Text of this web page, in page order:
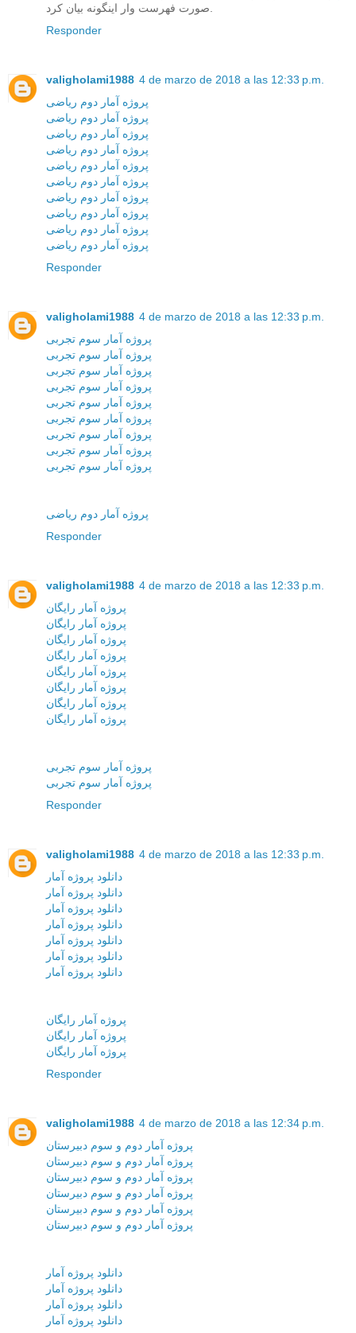
صورت فهرست وار اینگونه بیان کرد.
Responder
valigholami1988 4 de marzo de 2018 a las 12:33 p.m.
پروژه آمار دوم ریاضی
پروژه آمار دوم ریاضی
پروژه آمار دوم ریاضی
پروژه آمار دوم ریاضی
پروژه آمار دوم ریاضی
پروژه آمار دوم ریاضی
پروژه آمار دوم ریاضی
پروژه آمار دوم ریاضی
پروژه آمار دوم ریاضی
پروژه آمار دوم ریاضی
Responder
valigholami1988 4 de marzo de 2018 a las 12:33 p.m.
پروژه آمار سوم تجربی
پروژه آمار سوم تجربی
پروژه آمار سوم تجربی
پروژه آمار سوم تجربی
پروژه آمار سوم تجربی
پروژه آمار سوم تجربی
پروژه آمار سوم تجربی
پروژه آمار سوم تجربی
پروژه آمار سوم تجربی
پروژه آمار دوم ریاضی
Responder
valigholami1988 4 de marzo de 2018 a las 12:33 p.m.
پروژه آمار رایگان
پروژه آمار رایگان
پروژه آمار رایگان
پروژه آمار رایگان
پروژه آمار رایگان
پروژه آمار رایگان
پروژه آمار رایگان
پروژه آمار رایگان
پروژه آمار سوم تجربی
پروژه آمار سوم تجربی
Responder
valigholami1988 4 de marzo de 2018 a las 12:33 p.m.
دانلود پروژه آمار
دانلود پروژه آمار
دانلود پروژه آمار
دانلود پروژه آمار
دانلود پروژه آمار
دانلود پروژه آمار
دانلود پروژه آمار
پروژه آمار رایگان
پروژه آمار رایگان
پروژه آمار رایگان
Responder
valigholami1988 4 de marzo de 2018 a las 12:34 p.m.
پروژه آمار دوم و سوم دبیرستان
پروژه آمار دوم و سوم دبیرستان
پروژه آمار دوم و سوم دبیرستان
پروژه آمار دوم و سوم دبیرستان
پروژه آمار دوم و سوم دبیرستان
پروژه آمار دوم و سوم دبیرستان
دانلود پروژه آمار
دانلود پروژه آمار
دانلود پروژه آمار
دانلود پروژه آمار